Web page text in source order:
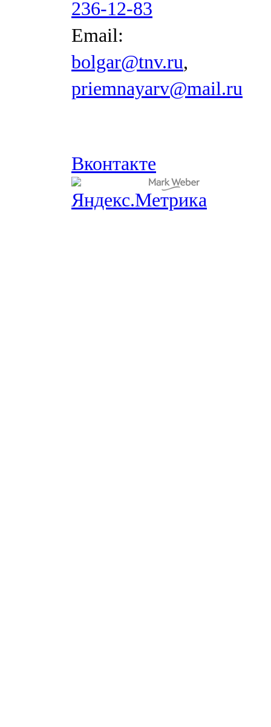
236-12-83
Email:
bolgar@tnv.ru,
priemnayarv@mail.ru
Вконтакте